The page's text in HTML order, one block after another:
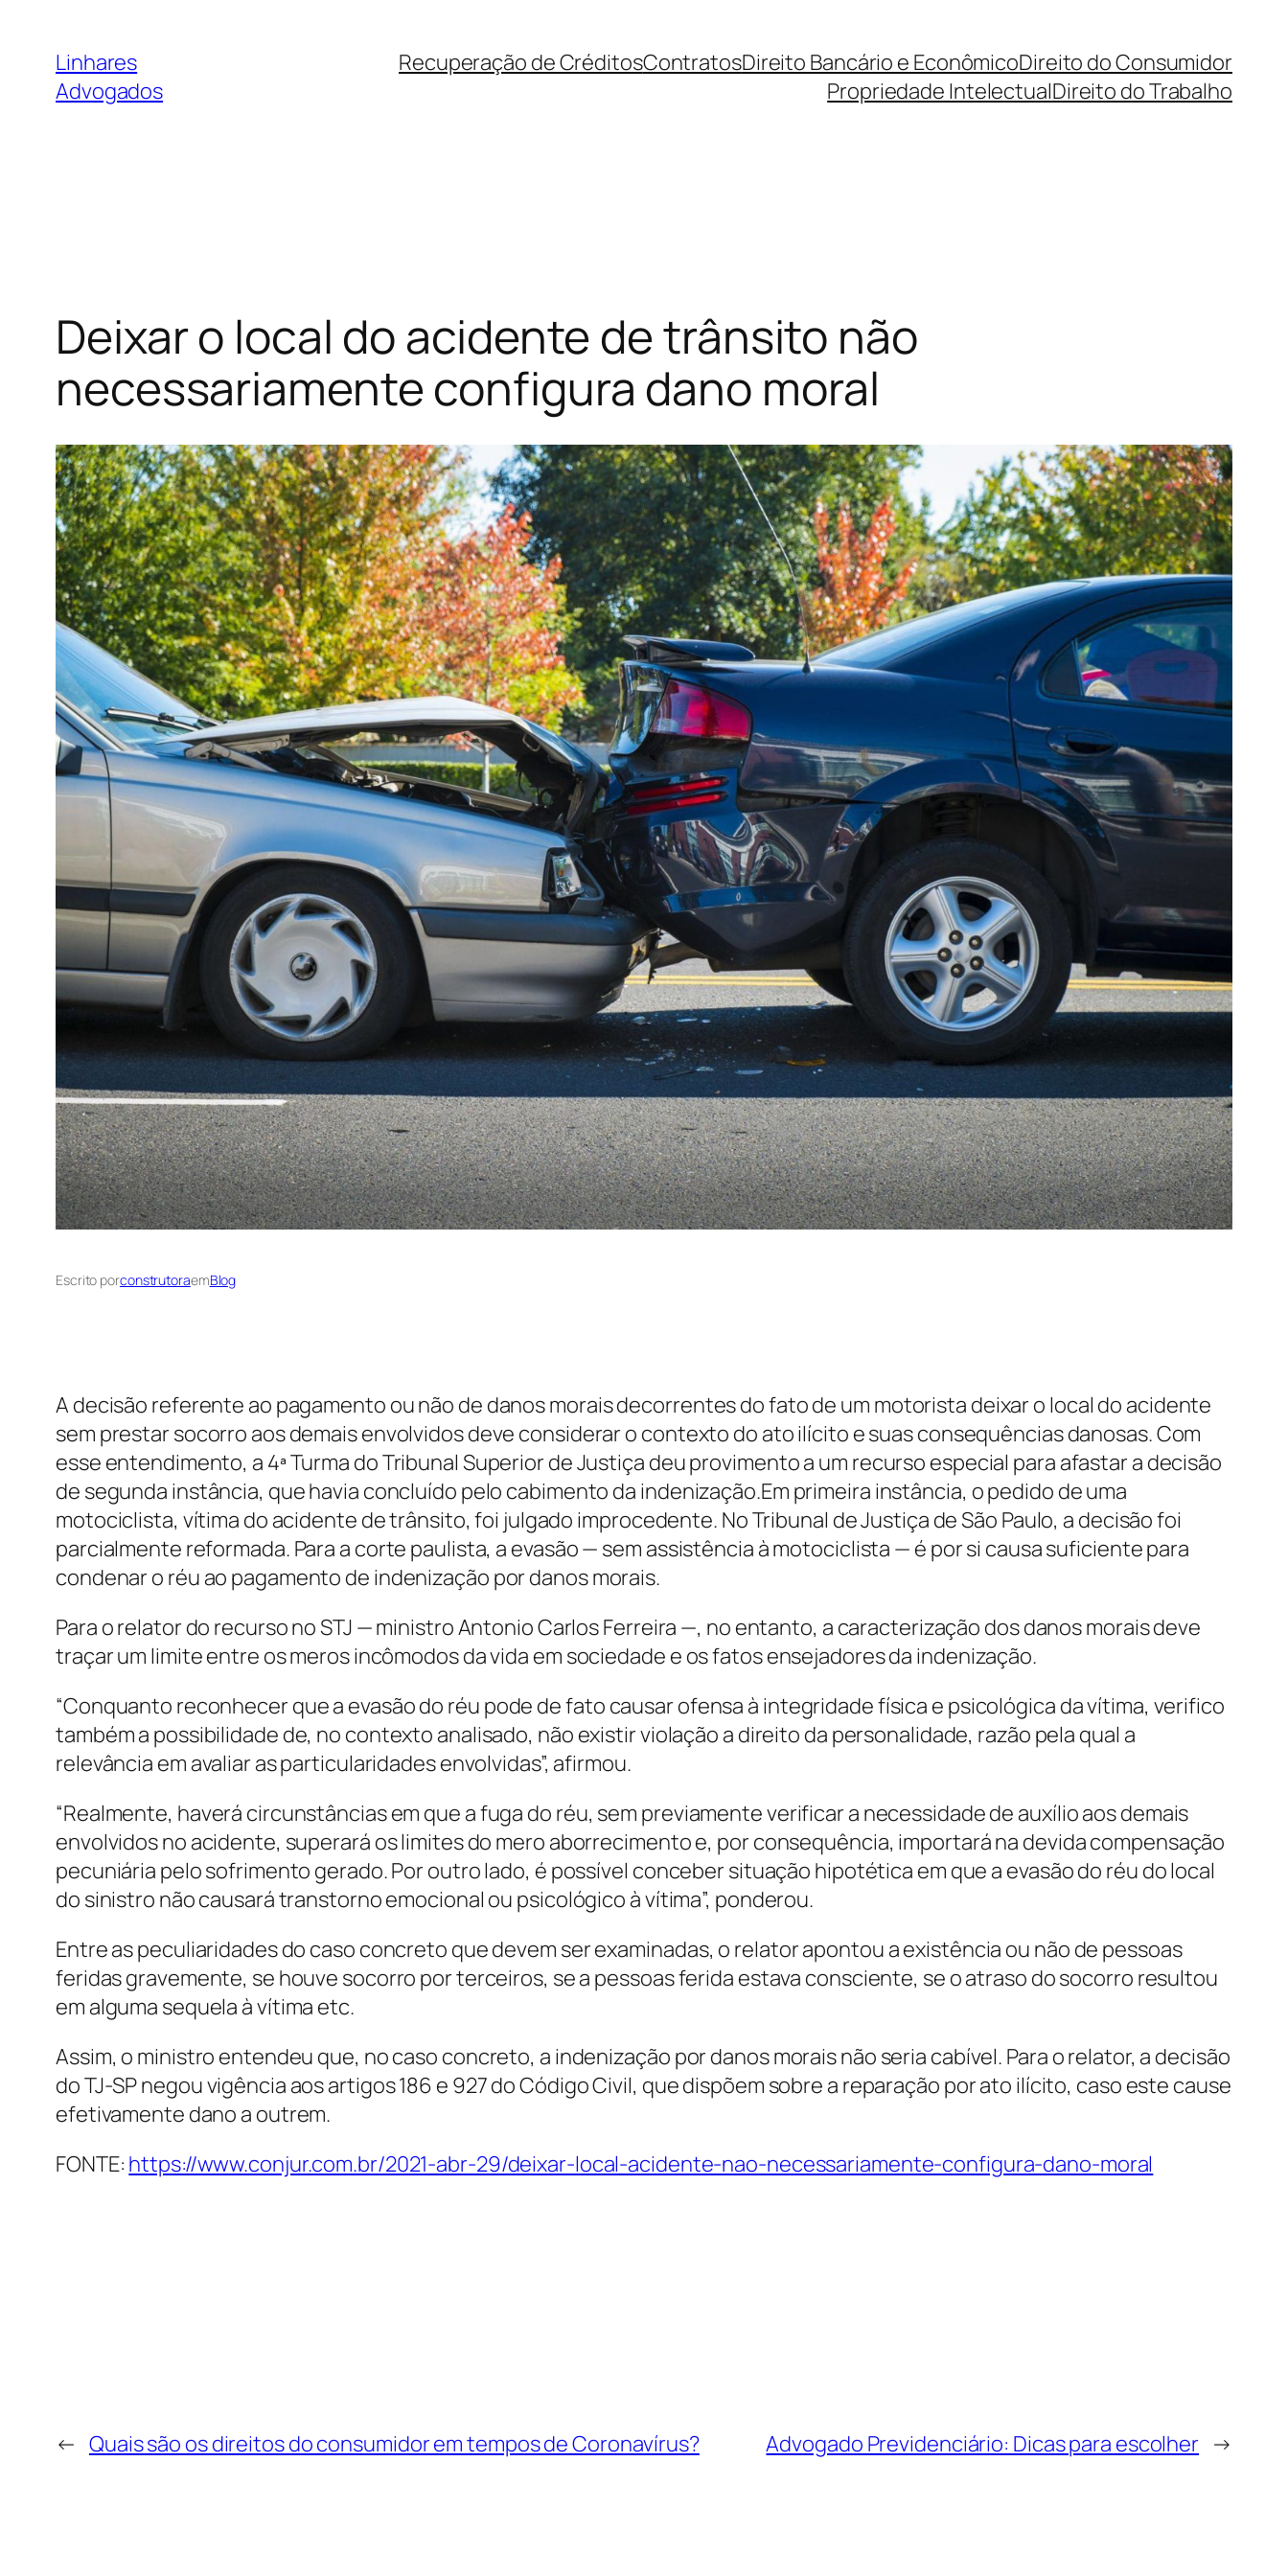
conteúdo
Linhares
Advogados
Recuperação de CréditosContratosDireito Bancário e EconômicoDireito do Consumidor
Propriedade IntelectualDireito do Trabalho
Deixar o local do acidente de trânsito não
necessariamente configura dano moral
Escrito porconstrutoraemBlog
A decisão referente ao pagamento ou não de danos morais decorrentes do fato de um motorista deixar o local do acidente
sem prestar socorro aos demais envolvidos deve considerar o contexto do ato ilícito e suas consequências danosas. Com
esse entendimento, a 4ª Turma do Tribunal Superior de Justiça deu provimento a um recurso especial para afastar a decisão
de segunda instância, que havia concluído pelo cabimento da indenização.Em primeira instância, o pedido de uma
motociclista, vítima do acidente de trânsito, foi julgado improcedente. No Tribunal de Justiça de São Paulo, a decisão foi
parcialmente reformada. Para a corte paulista, a evasão — sem assistência à motociclista — é por si causa suficiente para
condenar o réu ao pagamento de indenização por danos morais.
Para o relator do recurso no STJ — ministro Antonio Carlos Ferreira —, no entanto, a caracterização dos danos morais deve
traçar um limite entre os meros incômodos da vida em sociedade e os fatos ensejadores da indenização.
“Conquanto reconhecer que a evasão do réu pode de fato causar ofensa à integridade física e psicológica da vítima, verifico
também a possibilidade de, no contexto analisado, não existir violação a direito da personalidade, razão pela qual a
relevância em avaliar as particularidades envolvidas”, afirmou.
“Realmente, haverá circunstâncias em que a fuga do réu, sem previamente verificar a necessidade de auxílio aos demais
envolvidos no acidente, superará os limites do mero aborrecimento e, por consequência, importará na devida compensação
pecuniária pelo sofrimento gerado. Por outro lado, é possível conceber situação hipotética em que a evasão do réu do local
do sinistro não causará transtorno emocional ou psicológico à vítima”, ponderou.
Entre as peculiaridades do caso concreto que devem ser examinadas, o relator apontou a existência ou não de pessoas
feridas gravemente, se houve socorro por terceiros, se a pessoas ferida estava consciente, se o atraso do socorro resultou
em alguma sequela à vítima etc.
Assim, o ministro entendeu que, no caso concreto, a indenização por danos morais não seria cabível. Para o relator, a decisão
do TJ-SP negou vigência aos artigos 186 e 927 do Código Civil, que dispõem sobre a reparação por ato ilícito, caso este cause
efetivamente dano a outrem.
FONTE: https://www.conjur.com.br/2021-abr-29/deixar-local-acidente-nao-necessariamente-configura-dano-moral
← Quais são os direitos do consumidor em tempos de Coronavírus? Advogado Previdenciário: Dicas para escolher →